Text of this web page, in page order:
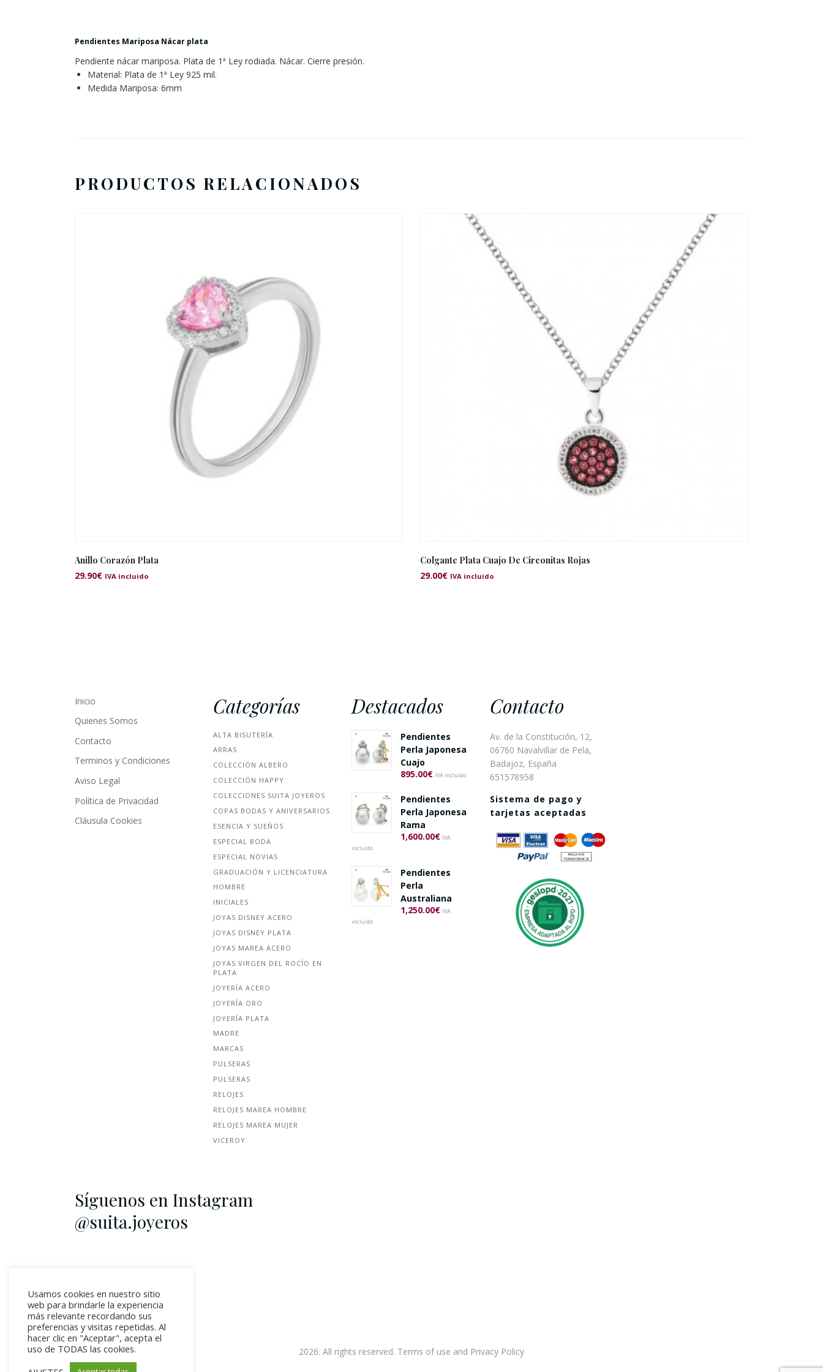
Pendientes Mariposa Nácar plata
Pendiente nácar mariposa. Plata de 1ª Ley rodiada. Nácar. Cierre presión.
Material: Plata de 1ª Ley 925 mil.
Medida Mariposa: 6mm
PRODUCTOS RELACIONADOS
Anillo Corazón Plata
29.90€ IVA incluido
Colgante Plata Cuajo De Circonitas Rojas
29.00€ IVA incluido
Inicio
Quienes Somos
Contacto
Terminos y Condiciones
Aviso Legal
Política de Privacidad
Cláusula Cookies
Categorías
ALTA BISUTERÍA
ARRAS
COLECCIÓN ALBERO
COLECCIÓN HAPPY
COLECCIONES SUITA JOYEROS
COPAS BODAS Y ANIVERSARIOS
ESENCIA Y SUEÑOS
ESPECIAL BODA
ESPECIAL NOVIAS
GRADUACIÓN Y LICENCIATURA
HOMBRE
INICIALES
JOYAS DISNEY ACERO
JOYAS DISNEY PLATA
JOYAS MAREA ACERO
JOYAS VIRGEN DEL ROCÍO EN
PLATA
JOYERÍA ACERO
JOYERÍA ORO
JOYERÍA PLATA
MADRE
MARCAS
PULSERAS
PULSERAS
RELOJES
RELOJES MAREA HOMBRE
RELOJES MAREA MUJER
VICEROY
Destacados
Pendientes
Perla Japonesa
Cuajo
895.00€ IVA incluido
Pendientes
Perla Japonesa
Rama
1,600.00€ IVA
incluido
Pendientes
Perla
Australiana
1,250.00€ IVA
incluido
Contacto
Av. de la Constitución, 12,
06760 Navalvillar de Pela,
Badajoz, España
651578958
Sistema de pago y
tarjetas aceptadas
Síguenos en Instagram
@suita.joyeros
2026. All rights reserved. Terms of use and Privacy Policy
Usamos cookies en nuestro sitio
web para brindarle la experiencia
más relevante recordando sus
preferencias y visitas repetidas. Al
hacer clic en "Aceptar", acepta el
uso de TODAS las cookies.